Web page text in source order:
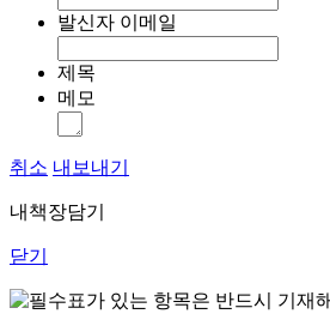
발신자 이메일
제목
메모
취소 내보내기
내책장담기
닫기
표가 있는 항목은 반드시 기재